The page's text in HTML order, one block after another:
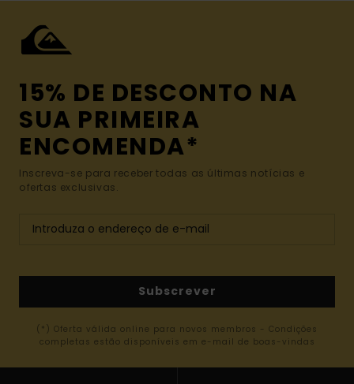
15% DE DESCONTO NA
SUA PRIMEIRA
ENCOMENDA*
Inscreva-se para receber todas as últimas notícias e
ofertas exclusivas.
Subscrever
(*) Oferta válida online para novos membros - Condições
completas estão disponíveis em e-mail de boas-vindas